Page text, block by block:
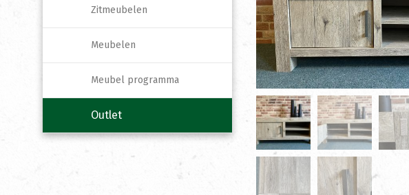
Zitmeubelen
Meubelen
Meubel programma
Outlet